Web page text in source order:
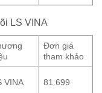
LS VINA
Đơn giá
tham khảo
VINA 81.699